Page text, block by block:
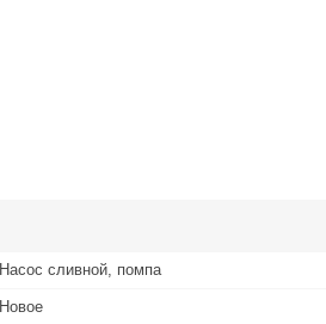
Насос сливной, помпа
Новое